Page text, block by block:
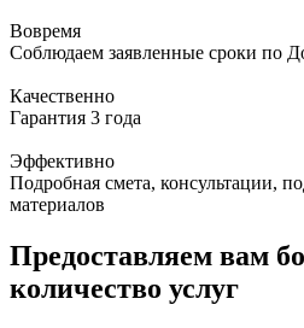
Вовремя
Соблюдаем заявленные сроки по
Качественно
Гарантия 3 года
Эффективно
Подробная смета, консультации,
материалов
Предоставляем вам
количество услуг